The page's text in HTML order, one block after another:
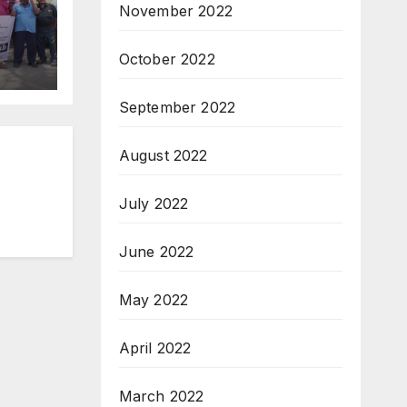
November 2022
October 2022
September 2022
August 2022
July 2022
June 2022
May 2022
April 2022
March 2022